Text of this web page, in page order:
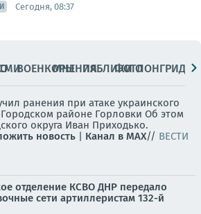
Сегодня, 08:37
ВОЕНКОРЫМНЕНИЯПАБЛИКИ
ФОТОЛОНГРИДЫ
ранения при атаке украинского
районе Горловки Об этом
округа Иван Приходько.
новость | Канал в MAX// ВЕСТИ
отделение КСВО ДНР передало
сети артиллеристам 132-й